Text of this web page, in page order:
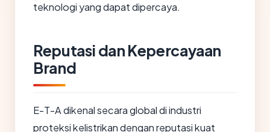
teknologi yang dapat dipercaya.
Reputasi dan Kepercayaan
Brand
E-T-A dikenal secara global di industri
proteksi kelistrikan dengan reputasi kuat